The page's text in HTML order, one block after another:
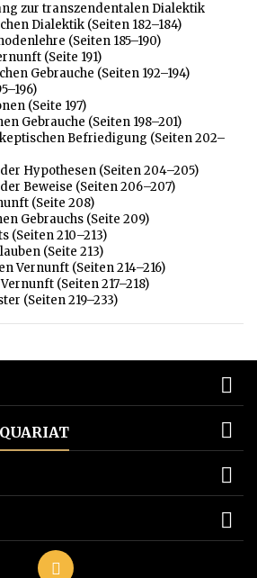
zur transzendentalen Dialektik
Dialektik (Seiten 182–184)
(Seiten 185–190)
(Seite 191)
Gebrauche (Seiten 192–194)
(Seite 197)
Gebrauche (Seiten 198–201)
Befriedigung (Seiten 202–
Hypothesen (Seiten 204–205)
Beweise (Seiten 206–207)
(Seite 208)
Gebrauchs (Seite 209)
(Seiten 210–213)
(Seite 213)
Vernunft (Seiten 214–216)
(Seiten 217–218)
(Seiten 219–233)



